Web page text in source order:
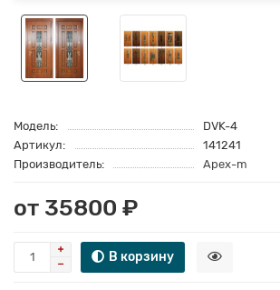
Модель:
DVK-4
Артикул:
141241
Производитель:
Apex-m
от 35800 ₽
В корзину